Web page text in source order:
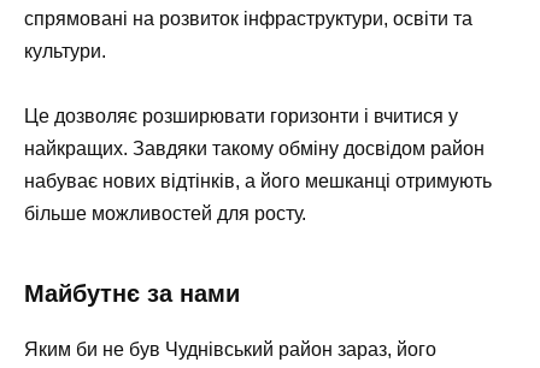
спрямовані на розвиток інфраструктури, освіти та
культури.
Це дозволяє розширювати горизонти і вчитися у
найкращих. Завдяки такому обміну досвідом район
набуває нових відтінків, а його мешканці отримують
більше можливостей для росту.
Майбутнє за нами
Яким би не був Чуднівський район зараз, його